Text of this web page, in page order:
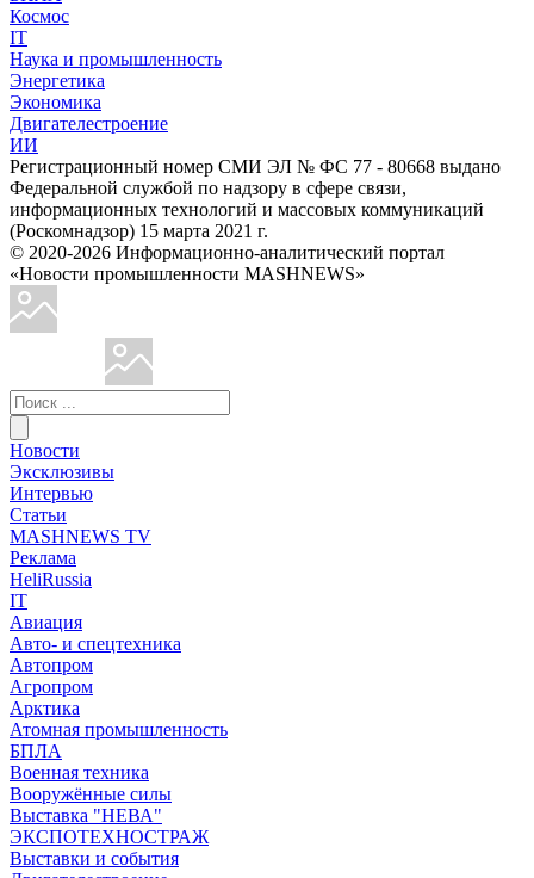
Космос
IT
Наука и промышленность
Энергетика
Экономика
Двигателестроение
ИИ
Регистрационный номер СМИ ЭЛ № ФС 77 - 80668 выдано
Федеральной службой по надзору в сфере связи,
информационных технологий и массовых коммуникаций
(Роскомнадзор) 15 марта 2021 г.
© 2020-2026 Информационно-аналитический портал
«Новости промышленности MASHNEWS»
Новости
Эксклюзивы
Интервью
Статьи
MASHNEWS TV
Реклама
HeliRussia
IT
Авиация
Авто- и спецтехника
Автопром
Агропром
Арктика
Атомная промышленность
БПЛА
Военная техника
Вооружённые силы
Выставка "НЕВА"
ЭКСПОТЕХНОСТРАЖ
Выставки и события